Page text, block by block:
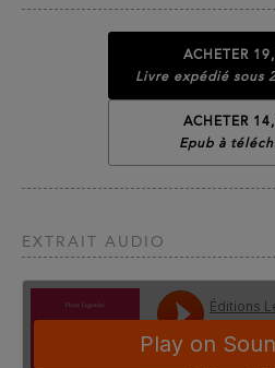
ACHETER
Livre expédié sous
ACHETER
Epub à
EXTRAIT AUDIO